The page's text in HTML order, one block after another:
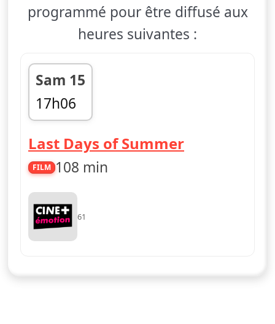
programmé pour être diffusé aux
heures suivantes :
Sam 15
17h06
18h54
Last Days of Summer
FILM 108 min
61